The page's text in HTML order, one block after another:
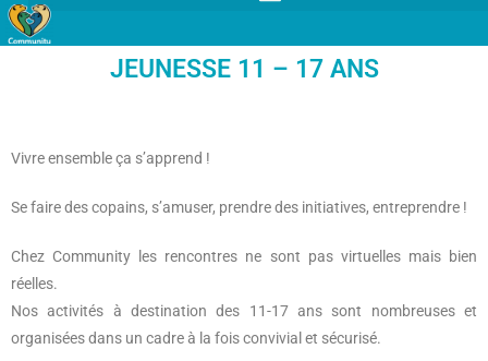
JEUNESSE 11 – 17 ANS
Vivre ensemble ça s’apprend !
Se faire des copains, s’amuser, prendre des initiatives, entreprendre !
Chez Community les rencontres ne sont pas virtuelles mais bien
réelles.
Nos activités à destination des 11-17 ans sont nombreuses et
organisées dans un cadre à la fois convivial et sécurisé.